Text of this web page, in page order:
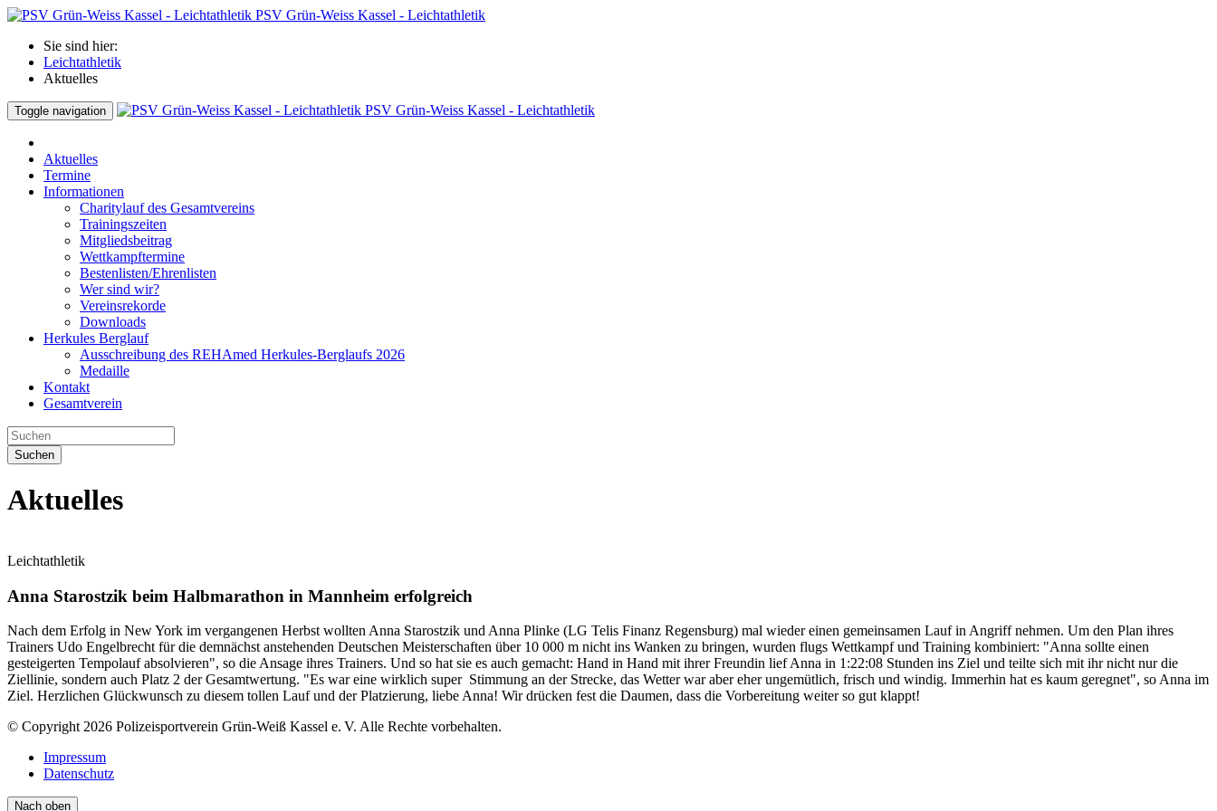
PSV Grün-Weiss Kassel - Leichtathletik
Sie sind hier:
Leichtathletik
Aktuelles
Toggle navigation PSV Grün-Weiss Kassel - Leichtathletik
Aktuelles
Termine
Informationen
Charitylauf des Gesamtvereins
Trainingszeiten
Mitgliedsbeitrag
Wettkampftermine
Bestenlisten/Ehrenlisten
Wer sind wir?
Vereinsrekorde
Downloads
Herkules Berglauf
Ausschreibung des REHAmed Herkules-Berglaufs 2026
Medaille
Kontakt
Gesamtverein
Suchen
Aktuelles
Leichtathletik
Anna Starostzik beim Halbmarathon in Mannheim erfolgreich
Nach dem Erfolg in New York im vergangenen Herbst wollten Anna Starostzik und Anna Plinke (LG Telis Finanz Regensburg) mal wieder einen gemeinsamen Lauf in Angriff nehmen. Um den Plan ihres
Trainers Udo Engelbrecht für die demnächst anstehenden Deutschen Meisterschaften über 10 000 m nicht ins Wanken zu bringen, wurden flugs Wettkampf und Training kombiniert: "Anna sollte einen
gesteigerten Tempolauf absolvieren", so die Ansage ihres Trainers. Und so hat sie es auch gemacht: Hand in Hand mit ihrer Freundin lief Anna in 1:22:08 Stunden ins Ziel und teilte sich mit ihr nicht nur die
Ziellinie, sondern auch Platz 2 der Gesamtwertung. "Es war eine wirklich super Stimmung an der Strecke, das Wetter war aber eher ungemütlich, frisch und windig. Immerhin hat es kaum geregnet", so Anna im
Ziel. Herzlichen Glückwunsch zu diesem tollen Lauf und der Platzierung, liebe Anna! Wir drücken fest die Daumen, dass die Vorbereitung weiter so gut klappt!
© Copyright 2026 Polizeisportverein Grün-Weiß Kassel e. V. Alle Rechte vorbehalten.
Impressum
Datenschutz
Nach oben